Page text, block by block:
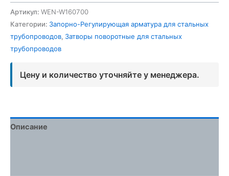
Артикул: WEN-W160700
Категории: Запорно-Регулирующая арматура для стальных
трубопроводов, Затворы поворотные для стальных
трубопроводов
Цену и количество уточняйте у менеджера.
Описание